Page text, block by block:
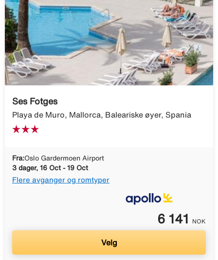
Ses Fotges
Playa de Muro, Mallorca, Baleariske øyer, Spania
Fra:Oslo Gardermoen Airport
3 dager, 16 Oct - 19 Oct
Flere avganger og romtyper
6 141 NOK
Velg